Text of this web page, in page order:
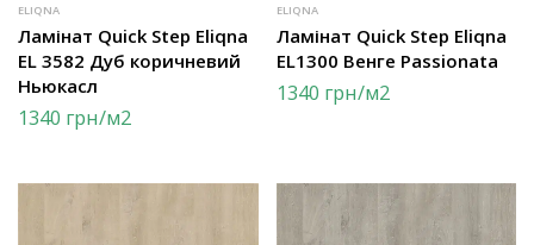
ELIQNA
Ламінат Quick Step Eliqna
EL 3582 Дуб коричневий
Ньюкасл
1340 грн/м2
ELIQNA
Ламінат Quick Step Eliqna
EL1300 Венге Passionata
1340 грн/м2